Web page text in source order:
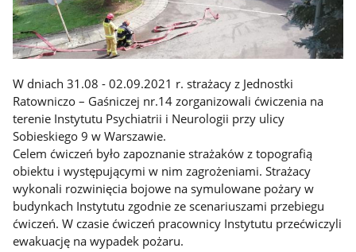
W dniach 31.08 - 02.09.2021 r. strażacy z Jednostki
Ratowniczo – Gaśniczej nr.14 zorganizowali ćwiczenia na
terenie Instytutu Psychiatrii i Neurologii przy ulicy
Sobieskiego 9 w Warszawie.
Celem ćwiczeń było zapoznanie strażaków z topografią
obiektu i występującymi w nim zagrożeniami. Strażacy
wykonali rozwinięcia bojowe na symulowane pożary w
budynkach Instytutu zgodnie ze scenariuszami przebiegu
ćwiczeń. W czasie ćwiczeń pracownicy Instytutu przećwiczyli
ewakuację na wypadek pożaru.